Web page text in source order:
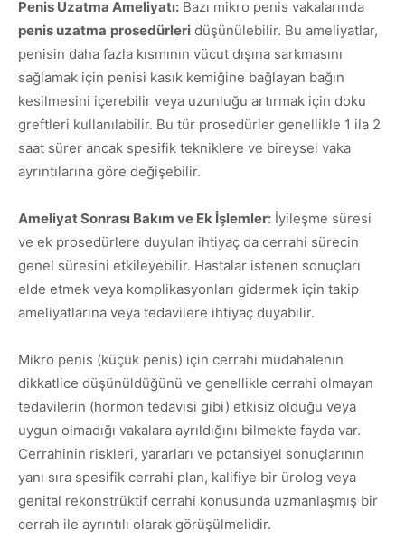
Penis Uzatma Ameliyatı: Bazı mikro penis vakalarında
penis uzatma prosedürleri düşünülebilir. Bu ameliyatlar,
penisin daha fazla kısmının vücut dışına sarkmasını
sağlamak için penisi kasık kemiğine bağlayan bağın
kesilmesini içerebilir veya uzunluğu artırmak için doku
greftleri kullanılabilir. Bu tür prosedürler genellikle 1 ila 2
saat sürer ancak spesifik tekniklere ve bireysel vaka
ayrıntılarına göre değişebilir.
Ameliyat Sonrası Bakım ve Ek İşlemler: İyileşme süresi
ve ek prosedürlere duyulan ihtiyaç da cerrahi sürecin
genel süresini etkileyebilir. Hastalar istenen sonuçları
elde etmek veya komplikasyonları gidermek için takip
ameliyatlarına veya tedavilere ihtiyaç duyabilir.
Mikro penis (küçük penis) için cerrahi müdahalenin
dikkatlice düşünüldüğünü ve genellikle cerrahi olmayan
tedavilerin (hormon tedavisi gibi) etkisiz olduğu veya
uygun olmadığı vakalara ayrıldığını bilmekte fayda var.
Cerrahinin riskleri, yararları ve potansiyel sonuçlarının
yanı sıra spesifik cerrahi plan, kalifiye bir ürolog veya
genital rekonstrüktif cerrahi konusunda uzmanlaşmış bir
cerrah ile ayrıntılı olarak görüşülmelidir.